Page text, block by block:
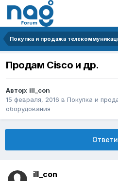
Продам Cisco и др.
Автор: ill_con
15 февраля, 2016 в Покупка и
оборудования
ill_con